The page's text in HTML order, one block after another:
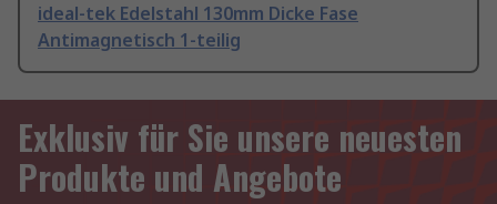
ideal-tek Edelstahl 130mm Dicke Fase
Antimagnetisch 1-teilig
Exklusiv für Sie unsere neuesten
Produkte und Angebote